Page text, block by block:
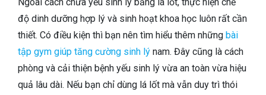
độ dinh dưỡng hợp lý và sinh hoạt khoa học luôn rất cần
thiết. Có điều kiện thì bạn nên tìm hiểu thêm những bài
tập gym giúp tăng cường sinh lý nam. Đây cũng là cách
phòng và cải thiện bệnh yếu sinh lý vừa an toàn vừa hiệu
quả lâu dài. Nếu bạn chỉ dùng lá lốt mà vẫn duy trì thói